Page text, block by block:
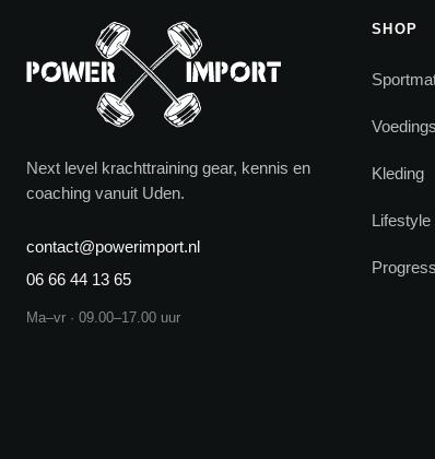
Next level krachttraining gear, kennis en
coaching vanuit Uden.
contact@powerimport.nl
06 66 44 13 65
Ma–vr · 09.00–17.00 uur
SHOP
Kleding